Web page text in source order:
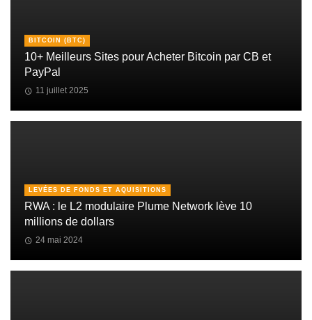
BITCOIN (BTC)
10+ Meilleurs Sites pour Acheter Bitcoin par CB et
PayPal
11 juillet 2025
LEVÉES DE FONDS ET AQUISITIONS
RWA : le L2 modulaire Plume Network lève 10
millions de dollars
24 mai 2024